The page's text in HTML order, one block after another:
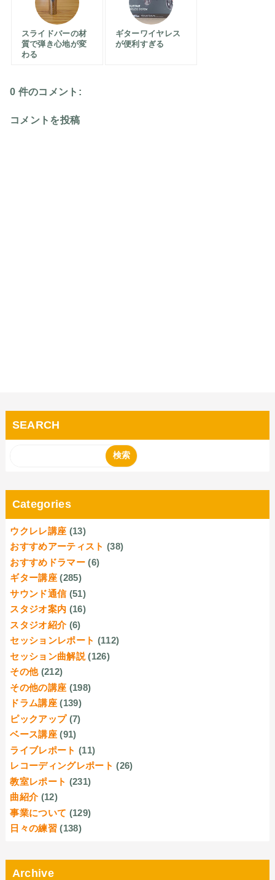
スライドバーの材
質で弾き心地が変
わる
ギターワイヤレス
が便利すぎる
0 件のコメント:
コメントを投稿
SEARCH
Categories
ウクレレ講座 (13)
おすすめアーティスト (38)
おすすめドラマー (6)
ギター講座 (285)
サウンド通信 (51)
スタジオ案内 (16)
スタジオ紹介 (6)
セッションレポート (112)
セッション曲解説 (126)
その他 (212)
その他の講座 (198)
ドラム講座 (139)
ピックアップ (7)
ベース講座 (91)
ライブレポート (11)
レコーディングレポート (26)
教室レポート (231)
曲紹介 (12)
事業について (129)
日々の練習 (138)
Archive